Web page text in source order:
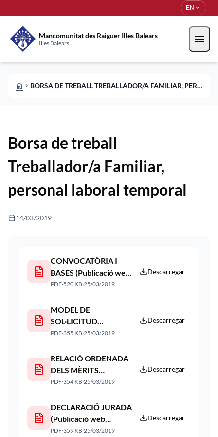
EN expand_more
Mancomunitat des Raiguer Illes Balears
Illes Balears menu
HOME CHEVRON_RIGHT BORSA DE TREBALL TREBALLADOR/A FAMILIAR, PERSONAL LABORAL TEMPORAL
Borsa de treball
Treballador/a Familiar,
personal laboral temporal
calendar_today14/03/2019
CONVOCATÒRIA I
BASES (Publicació web
18/03/2019)
PDF·520 KB·25/03/2019
Descarregar
MODEL DE
SOL·LICITUD
(Publicació web
PDF·355 KB·25/03/2019
Descarregar
RELACIÓ ORDENADA
DELS MÈRITS
AL·LEGATS (Publicació
PDF·354 KB·25/03/2019
Descarregar
DECLARACIÓ JURADA
(Publicació web
18/03/2019)
PDF·359 KB·25/03/2019
Descarregar